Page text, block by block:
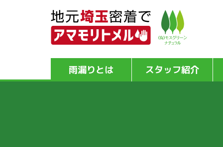
雨漏りとは スタッフ紹介